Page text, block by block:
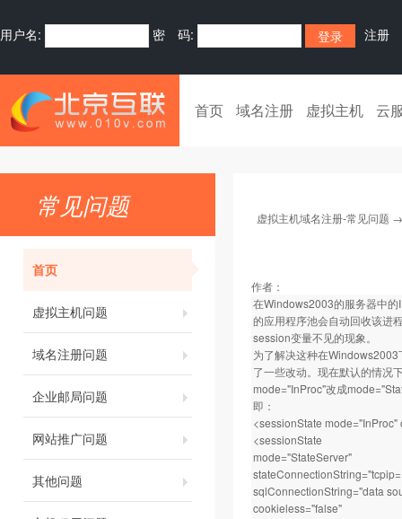
用户名: 密 码: 注册
首页 域名注册 虚拟主机 云
常见问题
首页
虚拟主机问题
域名注册问题
企业邮局问题
网站推广问题
其他问题
虚拟主机域名注册-常见问题
作者：
在Windows2003的服务器中
的应用程序池会自动回收该进
session变量不见的现象。
为了解决这种在
了一些改动。现在默认的情况
mode="InProc"改成
即：
<sessionState
<sessionState
mode="StateServer"
sqlConnectionString="data
cookieless="false"